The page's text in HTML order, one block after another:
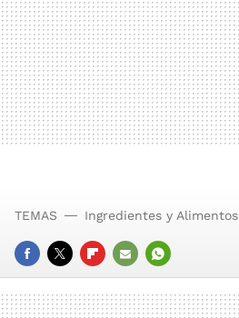
FACEBOOK
TWITTERFLIPBOARD
E-
MAIL
WHATSAPP
TEMAS Ingredientes y Alimentos